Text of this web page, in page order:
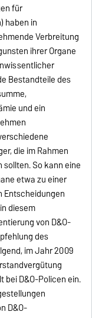
für
haben in
Verbreitung
ihrer Organe
Bestandteile des
und ein
die im Rahmen
So kann eine
etwa zu einer
Entscheidungen
diesem
von D&O-
des
im Jahr 2009
bei D&O-Policen ein.
D&O-